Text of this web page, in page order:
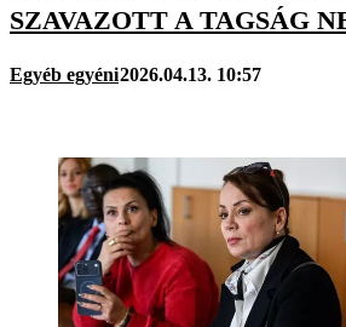
SZAVAZOTT A TAGSÁG
Egyéb egyéni2026.04.13. 10:57